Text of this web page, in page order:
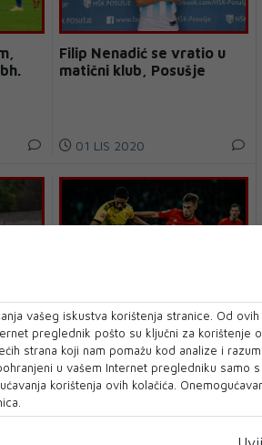
Filip Nenadić se vratio u
matični klub, Posušje
01 LIS 2020
rang
Bavarcima peti trofej ove
godine
vašeg iskustva korištenja stranice. Od ovih
preglednik pošto su ključni za korištenje
strana koji nam pomažu kod analize i
u vašem Internet pregledniku samo s
korištenja ovih kolačića.